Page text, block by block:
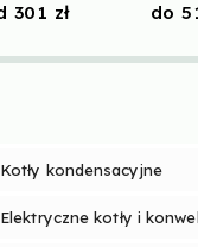
301 zł
Kotły kondensacyjne